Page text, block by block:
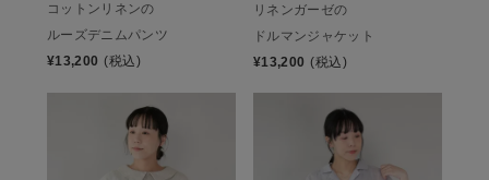
コットンリネンの
ルーズデニムパンツ
¥13,200 (税込)
リネンガーゼの
ドルマンジャケット
¥13,200 (税込)